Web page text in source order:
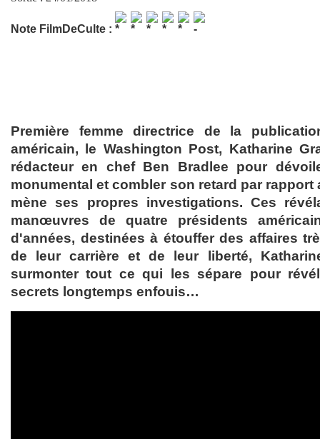
Note FilmDeCulte :
Première femme directrice de la
américain, le Washington Post, Katharine
rédacteur en chef Ben Bradlee pour
monumental et combler son retard par rapport
mène ses propres investigations. Ces
manœuvres de quatre présidents
d'années, destinées à étouffer des affaires
de leur carrière et de leur liberté,
surmonter tout ce qui les sépare pour
secrets longtemps enfouis…